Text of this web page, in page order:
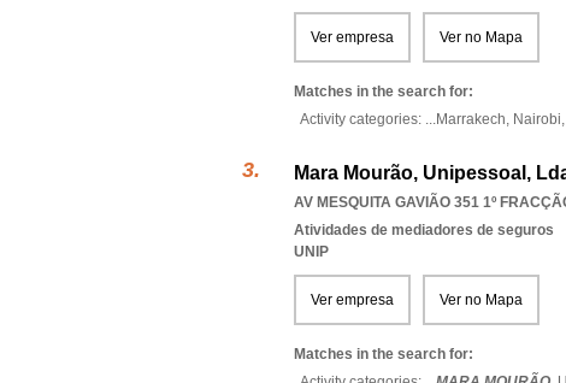
Ver empresa Ver no Mapa
Matches in the search for:
Activity categories: ...Marrakech, Nairobi,
Mara Mourão, Unipessoal,
AV MESQUITA GAVIÃO 351 1º
Atividades de mediadores de seguros
UNIP
Ver empresa Ver no Mapa
Matches in the search for: